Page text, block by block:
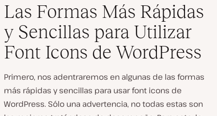
Las Formas Más Rápidas
y Sencillas para Utilizar
Font Icons de WordPress
Primero, nos adentraremos en algunas de las formas
más rápidas y sencillas para usar font icons de
WordPress. Sólo una advertencia, no todas estas son